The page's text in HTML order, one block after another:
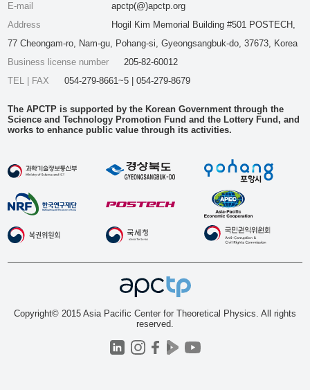
E-mail
apctp(@)apctp.org
Address
Hogil Kim Memorial Building #501 POSTECH,
77 Cheongam-ro, Nam-gu, Pohang-si, Gyeongsangbuk-do, 37673, Korea
Business license number
205-82-60012
TEL | FAX
054-279-8661~5 | 054-279-8679
The APCTP is supported by the Korean Government through the
Science and Technology Promotion Fund and the Lottery Fund, and
works to enhance public value through its activities.
Copyright© 2015 Asia Pacific Center for Theoretical Physics. All rights
reserved.